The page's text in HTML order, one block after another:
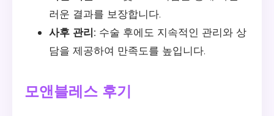
러운 결과를 보장합니다.
사후 관리: 수술 후에도 지속적인 관리와 상
담을 제공하여 만족도를 높입니다.
모앤블레스 후기